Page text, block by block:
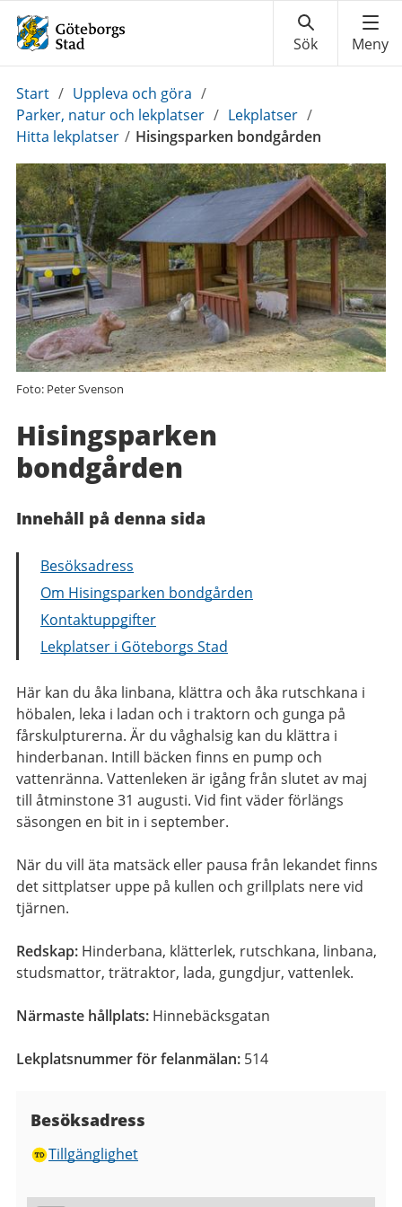
Du
är
här:
Start / Uppleva och göra /
Parker, natur och lekplatser / Lekplatser /
Hitta lekplatser / Hisingsparken bondgården
Foto: Peter Svenson
Hisingsparken
bondgården
Innehåll på denna sida
Besöksadress
Om Hisingsparken bondgården
Kontaktuppgifter
Lekplatser i Göteborgs Stad
Här kan du åka linbana, klättra och åka rutschkana i
höbalen, leka i ladan och i traktorn och gunga på
fårskulpturerna. Är du våghalsig kan du klättra i
hinderbanan. Intill bäcken finns en pump och
vattenränna. Vattenleken är igång från slutet av maj
till åtminstone 31 augusti. Vid fint väder förlängs
säsongen en bit in i september.
När du vill äta matsäck eller pausa från lekandet finns
det sittplatser uppe på kullen och grillplats nere vid
tjärnen.
Redskap: Hinderbana, klätterlek, rutschkana, linbana,
studsmattor, trätraktor, lada, gungdjur, vattenlek.
Närmaste hållplats: Hinnebäcksgatan
Lekplatsnummer för felanmälan: 514
Besöksadress
Tillgänglighet